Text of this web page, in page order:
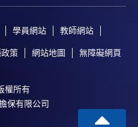
學員網站 教師網站
策 網站地圖 無障礙網頁
權所有
保有限公司